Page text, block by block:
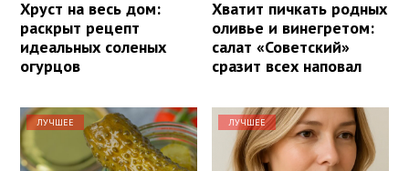
Хруст на весь дом:
раскрыт рецепт
идеальных соленых
огурцов
Хватит пичкать родных
оливье и винегретом:
салат «Советский»
сразит всех наповал
ЛУЧШЕЕ ЛУЧШЕЕ